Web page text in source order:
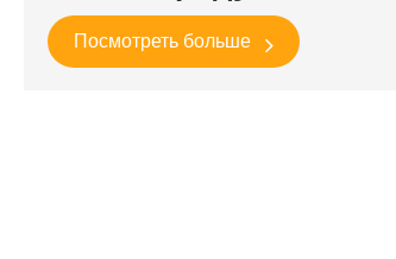
Посмотреть больше